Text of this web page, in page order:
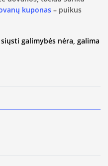
kuponas – puikus
galimybės nėra, galima